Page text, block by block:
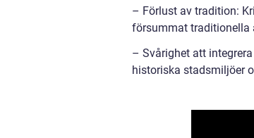
– Förlust av tradition:
försummat traditionella
– Svårighet att
historiska stadsmiljöer